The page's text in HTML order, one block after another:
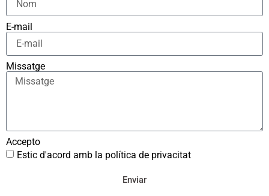
E-mail
Missatge
Accepto
Estic d'acord amb la política de privacitat
Enviar